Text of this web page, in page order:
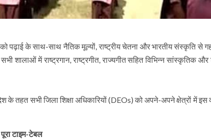
पढ़ाई के साथ-साथ नैतिक मूल्यों, राष्ट्रीय चेतना और भारतीय संस्कृति से
शालाओं में राष्ट्रगान, राष्ट्रगीत, राज्यगीत सहित विभिन्न सांस्कृतिक और
के तहत सभी जिला शिक्षा अधिकारियों (DEOs) को अपने-अपने क्षेत्रों में इस
टाइम-टेबल